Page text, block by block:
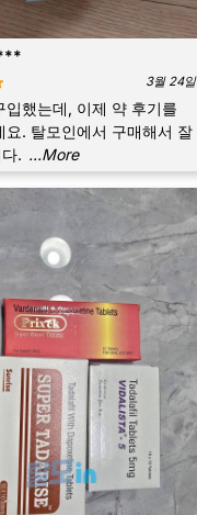
3월 24일
입했는데, 이제 약 후기를
요. 탈모인에서 구매해서 잘
. ...More